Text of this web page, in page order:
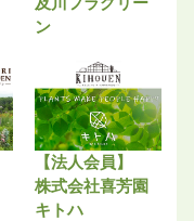
ン
【法人会員】
株式会社喜芳園
キトハ